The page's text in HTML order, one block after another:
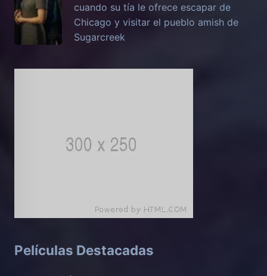
cuando su tía le ofrece escapar de
Chicago y visitar el pueblo amish de
Sugarcreek
Películas Destacadas